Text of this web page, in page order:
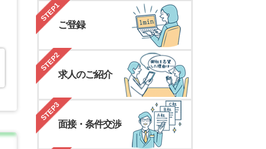
STEP1
ご登録
STEP2
求人のご紹介
STEP3
面接・条件交渉